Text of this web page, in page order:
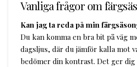
Vanliga frågor om
Kan jag ta reda på min
Du kan komma en bra bit på väg
dagsljus, där du jämför kalla mot
bedömer din kontrast. Det ger